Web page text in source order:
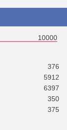
10000
376
5912
6397
350
375